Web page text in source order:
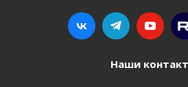
Наши